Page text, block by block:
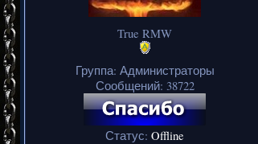
True RMW
Группа: Администраторы
Сообщений: 38722
Статус: Offline